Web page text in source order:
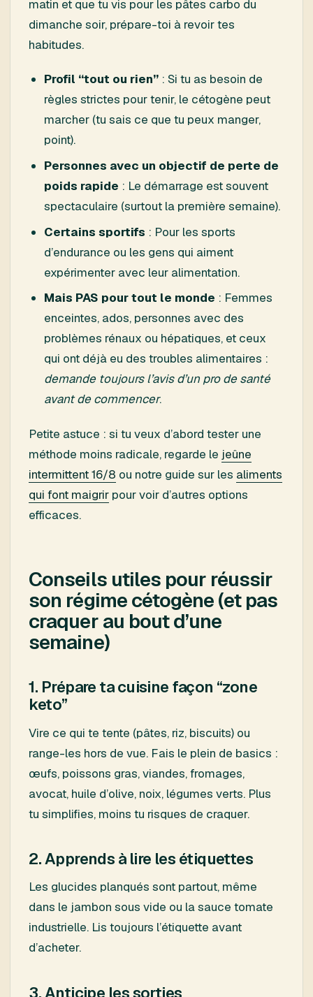
matin et que tu vis pour les pâtes carbo du
dimanche soir, prépare-toi à revoir tes
habitudes.
Profil “tout ou rien”: Si tu as besoin de
règles strictes pour tenir, le cétogène peut
marcher (tu sais ce que tu peux manger,
point).
Personnes avec un objectif de perte de
poids rapide : Le démarrage est souvent
spectaculaire (surtout la première semaine).
Certains sportifs : Pour les sports
d’endurance ou les gens qui aiment
expérimenter avec leur alimentation.
Mais PAS pour tout le monde : Femmes
enceintes, ados, personnes avec des
problèmes rénaux ou hépatiques, et ceux
qui ont déjà eu des troubles alimentaires :
demande toujours l’avis d’un pro de santé
avant de commencer.
Petite astuce : si tu veux d’abord tester une
méthode moins radicale, regarde lejeûne
intermittent 16/8 ou notre guide sur les aliments
qui font maigrir pour voir d’autres options
efficaces.
Conseils utiles pour réussir
son régime cétogène (et pas
craquer au bout d’une
semaine)
1. Prépare ta cuisine façon “zone
keto”
Vire ce qui te tente (pâtes, riz, biscuits) ou
range-les hors de vue. Fais le plein de basics :
œufs, poissons gras, viandes, fromages,
avocat, huile d’olive, noix, légumes verts. Plus
tu simplifies, moins tu risques de craquer.
2. Apprends à lire les étiquettes
Les glucides planqués sont partout, même
dans le jambon sous vide ou la sauce tomate
industrielle. Lis toujours l’étiquette avant
d’acheter.
3. Anticipe les sorties